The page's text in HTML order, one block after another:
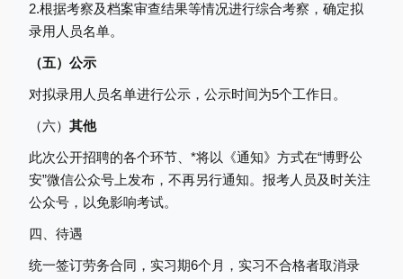
2.根据考察及档案审查结果等情况进行综合考察，确定拟
录用人员名单。
（五）公示
对拟录用人员名单进行公示，公示时间为5个工作日。
（六） 其他
此次公开招聘的各个环节、*将以《通知》方式在“博野公
安”微信公众号上发布，不再另行通知。报考人员及时关注
公众号，以免影响考试。
四、 待遇
统一签订劳务合同，实习期6个月，实习不合格者取消录